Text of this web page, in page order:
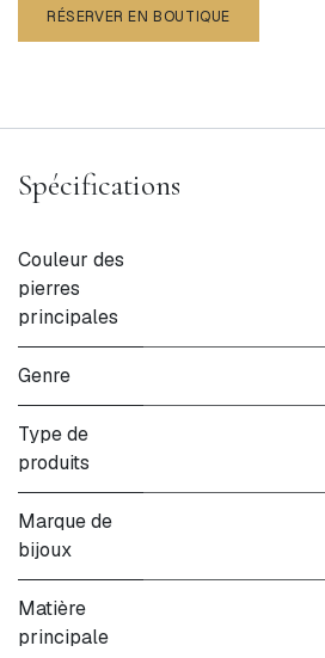
RÉSERVER EN BOUTIQUE
Spécifications
Couleur des
pierres
principales
Genre
Type de
produits
Marque de
bijoux
Matière
principale